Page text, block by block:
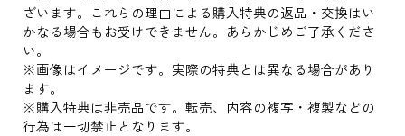
ざいます。これらの理由による購入特典の返品・交換はい
かなる場合もお受けできません。あらかじめご了承くださ
い。
※画像はイメージです。実際の特典とは異なる場合があり
ます。
※購入特典は非売品です。転売、内容の複写・複製などの
行為は一切禁止となります。